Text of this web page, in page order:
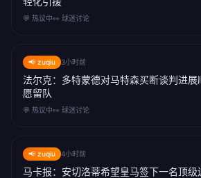
💬 热议中👀 球迷讨论
📢 zuqiu 3小时前
法尔克：多特蒙德对马特森买断谈判进展
愿留队
💬 热议中👀 球迷讨论
📢 zuqiu 4小时前
马卡报：安切洛蒂希望皇马签下一名顶级